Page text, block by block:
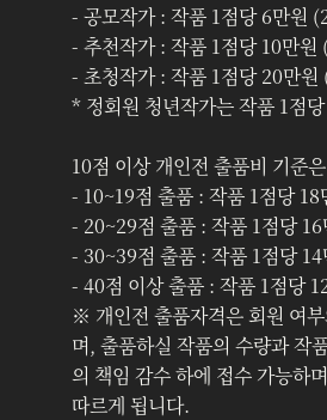
- 공모작가 : 작품 1점당 6만원
- 추천작가 : 작품 1점당 10만원
- 초청작가 : 작품 1점당 20만
* 정회원 청년작가는 작품 1점
10점 이상 개인전 출품비 기준
- 10~19점 출품 : 작품 1점당
- 20~29점 출품 : 작품 1점당
- 30~39점 출품 : 작품 1점당
- 40점 이상 출품 : 작품 1점당
※ 개인전 출품자격은 회원 여
며, 출품하실 작품의 수량과 작
의 책임 감수 하에 접수 가능하
따르게 됩니다.